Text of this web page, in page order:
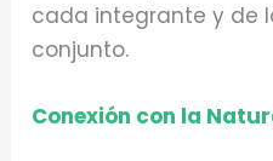
cada integrante y de
conjunto.
Conexión con la